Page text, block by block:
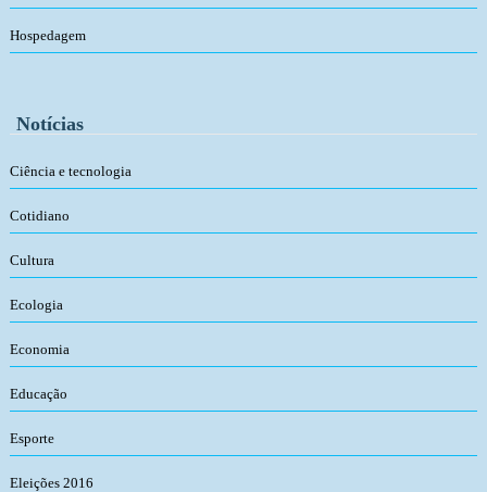
Hospedagem
Notícias
Ciência e tecnologia
Cotidiano
Cultura
Ecologia
Economia
Educação
Esporte
Eleições 2016